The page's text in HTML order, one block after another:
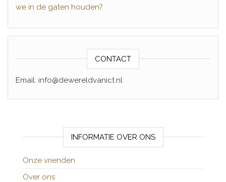
we in de gaten houden?
CONTACT
Email: info@dewereldvanict.nl
INFORMATIE OVER ONS
Onze vrienden
Over ons